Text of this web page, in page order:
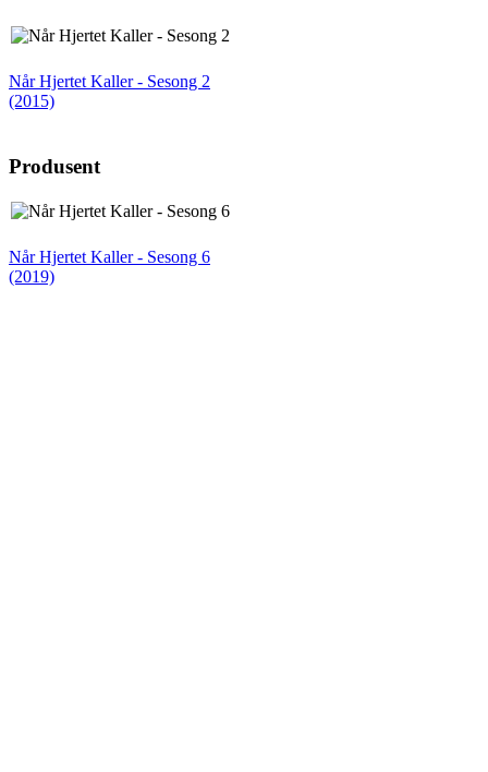
Når Hjertet Kaller - Sesong 2
(2015)
Produsent
Når Hjertet Kaller - Sesong 6
(2019)